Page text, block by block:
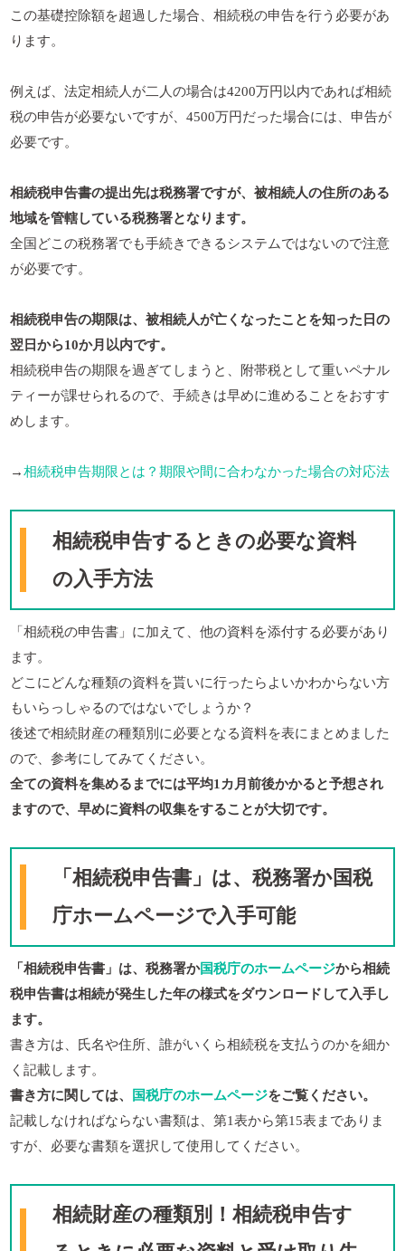
この基礎控除額を超過した場合、相続税の申告を行う必要があ
ります。
例えば、法定相続人が二人の場合は4200万円以内であれば相続
税の申告が必要ないですが、4500万円だった場合には、申告が
必要です。
相続税申告書の提出先は税務署ですが、被相続人の住所のある
地域を管轄している税務署となります。
全国どこの税務署でも手続きできるシステムではないので注意
が必要です。
相続税申告の期限は、被相続人が亡くなったことを知った日の
翌日から10か月以内です。
相続税申告の期限を過ぎてしまうと、附帯税として重いペナル
ティーが課せられるので、手続きは早めに進めることをおすす
めします。
→相続税申告期限とは？期限や間に合わなかった場合の対応法
相続税申告するときの必要な資料
の入手方法
「相続税の申告書」に加えて、他の資料を添付する必要があり
ます。
どこにどんな種類の資料を貰いに行ったらよいかわからない方
もいらっしゃるのではないでしょうか？
後述で相続財産の種類別に必要となる資料を表にまとめました
ので、参考にしてみてください。
全ての資料を集めるまでには平均1カ月前後かかると予想され
ますので、早めに資料の収集をすることが大切です。
「相続税申告書」は、税務署か国税
庁ホームページで入手可能
「相続税申告書」は、税務署か国税庁のホームページから相続
税申告書は相続が発生した年の様式をダウンロードして入手し
ます。
書き方は、氏名や住所、誰がいくら相続税を支払うのかを細か
く記載します。
書き方に関しては、
国税庁のホームページをご覧ください。
記載しなければならない書類は、第1表から第15表までありま
すが、必要な書類を選択して使用してください。
相続財産の種類別！相続税申告す